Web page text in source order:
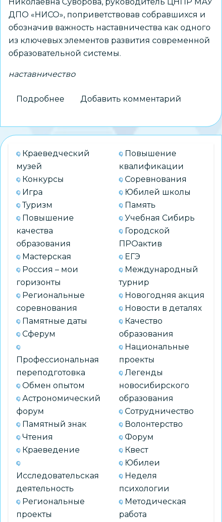
ДПО «НИСО», поприветствовав собравшихся и
обозначив важность наставничества как одного
из ключевых элементов развития современной
образовательной системы.
наставничество
Подробнее
Наставническая
лига:
успешный
взаимодействия
Добавить комментарий
Краеведческий
музей
Конкурсы
Игра
Туризм
Повышение
качества
образования
Мастерская
Россия – мои
горизонты
Региональные
соревнования
Памятные даты
Сферум
Профессиональная
переподготовка
Обмен опытом
Астрономический
форум
Памятный знак
Чтения
Краеведение
Исследовательская
деятельность
Региональные
проекты
Повышение
квалификации
Соревнования
Юбилей школы
Память
Учебная Сибирь
Городской
ПРОактив
ЕГЭ
Международный
турнир
Новогодняя акция
Новости в деталях
Качество
образования
Национальные
проекты
Легенды
новосибирского
образования
Сотрудничество
Волонтерство
Форум
Квест
Юбилеи
Неделя
психологии
Методическая
работа